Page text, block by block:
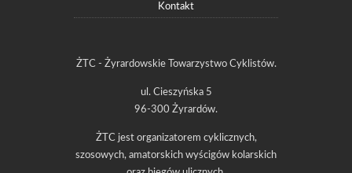
Kontakt
ŻTC - Żyrardowskie Towarzystwo Cyklistów.
ul. Cieszyńska 5
96-300 Żyrardów.
ŻTC jest organizatorem cyklicznych,
szosowych, amatorskich wyścigów kolarskich